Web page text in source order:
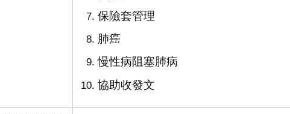
保險套管理
肺癌
慢性病阻塞肺病
協助收發文